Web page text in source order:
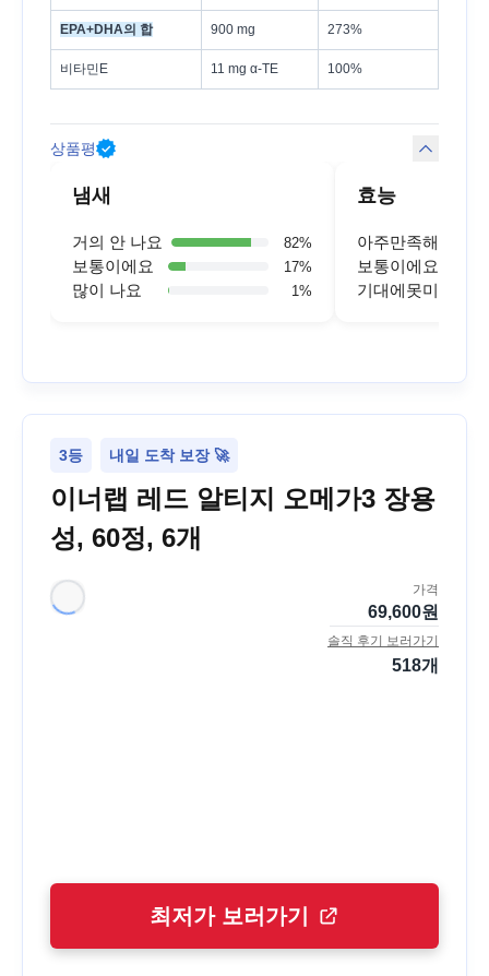
EPA+DHA의 합 900 mg 273%
비타민E 11 mg α-TE 100%
상품평
냄새
거의 안 나요 82%
보통이에요 17%
많이 나요 1 %
효능
아주만족해요
보통이에요
기대에못미쳐요
3등 내일 도착 보장 🚀
이너랩 레드 알티지 오메가3 장용
성, 60정, 6개
가격
69,600원
솔직 후기 보러가기
518개
최저가 보러가기